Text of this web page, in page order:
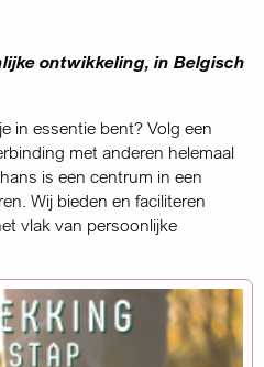
ontwikkeling, in Belgisch
in essentie bent? Volg een
met anderen helemaal
is een centrum in een
Wij bieden en faciliteren
vlak van persoonlijke